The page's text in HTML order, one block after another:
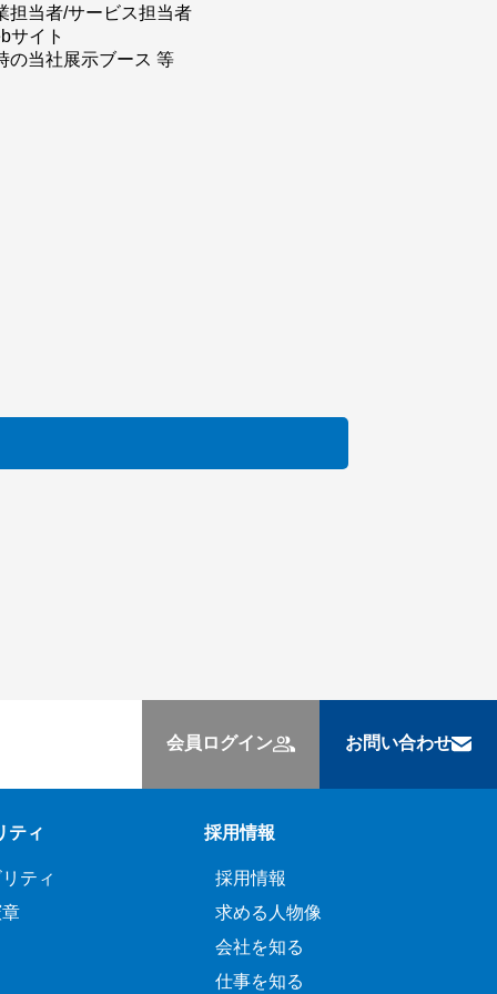
担当者/サービス担当者
サイト
の当社展示ブース 等
会員ログイン お問い合わせ
ティ
ティ
採用情報
採用情報
求める人物像
会社を知る
仕事を知る